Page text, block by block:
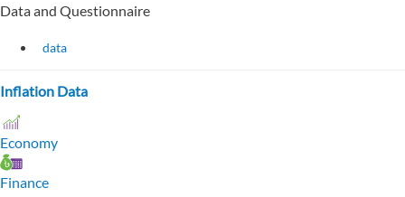
Data and Questionnaire
data
Inflation Data
Economy
Finance